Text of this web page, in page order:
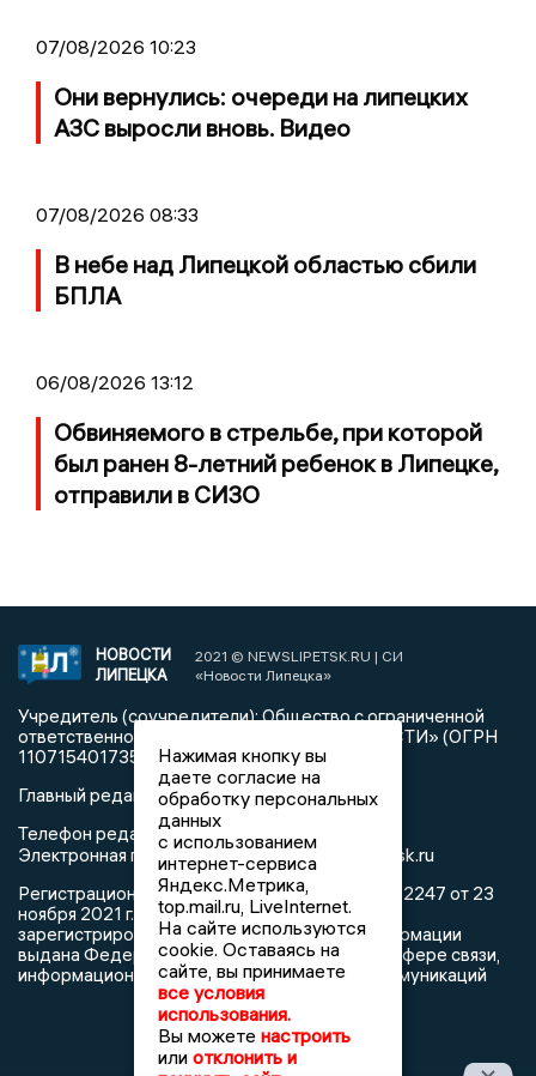
07/08/2026 10:23
Они вернулись: очереди на липецких
АЗС выросли вновь. Видео
07/08/2026 08:33
В небе над Липецкой областью сбили
БПЛА
06/08/2026 13:12
Обвиняемого в стрельбе, при которой
был ранен 8-летний ребенок в Липецке,
отправили в СИЗО
НОВОСТИ
ЛИПЕЦКА
2021 © NEWSLIPETSK.RU | СИ
«Новости Липецка»
Учредитель (соучредители): Общество с ограниченной
ответственностью «РЕГИОНАЛЬНЫЕ НОВОСТИ» (ОГРН
1107154017354)
Главный редактор: Герцог Е.Г.
Телефон редакции: +7 903 699 9427
Электронная почта редакции:info@newslipetsk.ru
Регистрационный номер: серия Эл № ФС77-82247 от 23
ноября 2021 г. согласно выписке из реестра
зарегистрированных средств массовой информации
выдана Федеральной службой по надзору в сфере связи,
информационных технологий и массовых коммуникаций
Нажимая кнопку вы
даете согласие на
обработку персональных
данных
с использованием
интернет-сервиса
Яндекс.Метрика,
top.mail.ru, LiveInternet.
На сайте используются
cookie. Оставаясь на
сайте, вы принимаете
все условия
использования.
Вы можете настроить
или отклонить и